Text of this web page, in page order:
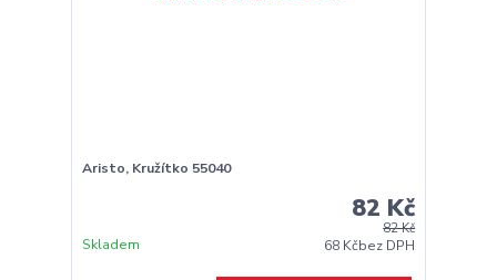
Aristo, Kružítko 55040
82 Kč
82 Kč
68 Kčbez DPH
Skladem